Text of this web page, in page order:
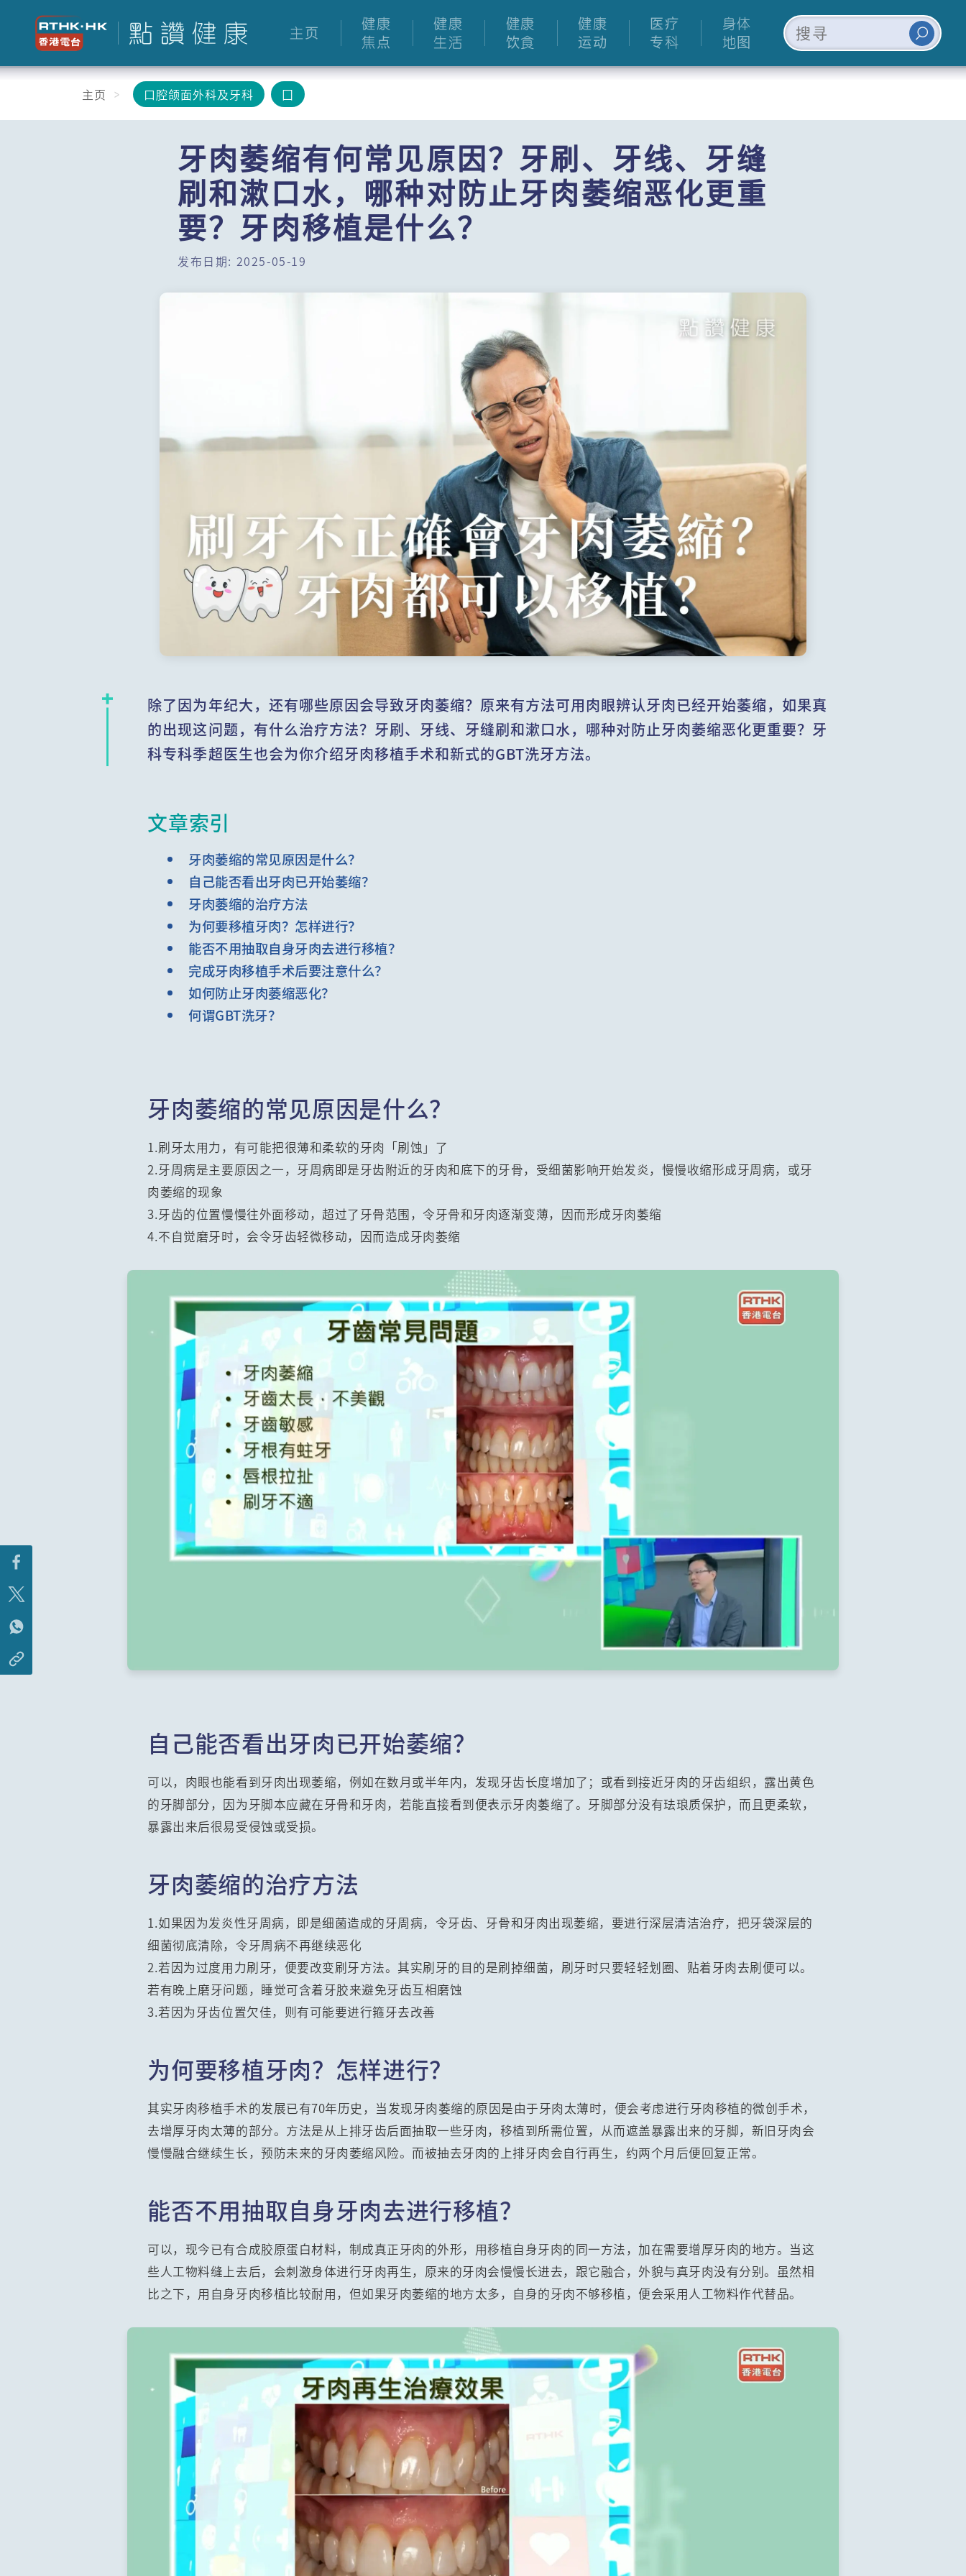
主页
健康
焦点
健康
生活
健康
饮食
健康
运动
医疗
专科
身体
地图
主页 口腔颌面外科及牙科 囗
牙肉萎缩有何常见原因？牙刷、牙线、牙缝
刷和漱口水，哪种对防止牙肉萎缩恶化更重
要？牙肉移植是什么？
发布日期: 2025-05-19
除了因为年纪大，还有哪些原因会导致牙肉萎缩？原来有方法可用肉眼辨认牙肉已经开始萎缩，如果真
的出现这问题，有什么治疗方法？牙刷、牙线、牙缝刷和漱口水，哪种对防止牙肉萎缩恶化更重要？牙
科专科季超医生也会为你介绍牙肉移植手术和新式的GBT洗牙方法。
文章索引
牙肉萎缩的常见原因是什么？
自己能否看出牙肉已开始萎缩？
牙肉萎缩的治疗方法
为何要移植牙肉？怎样进行？
能否不用抽取自身牙肉去进行移植？
完成牙肉移植手术后要注意什么？
如何防止牙肉萎缩恶化？
何谓GBT洗牙？
牙肉萎缩的常见原因是什么？
1.刷牙太用力，有可能把很薄和柔软的牙肉「刷蚀」了
2.牙周病是主要原因之一，牙周病即是牙齿附近的牙肉和底下的牙骨，受细菌影响开始发炎，慢慢收缩形成牙周病，或牙
肉萎缩的现象
3.牙齿的位置慢慢往外面移动，超过了牙骨范围，令牙骨和牙肉逐渐变薄，因而形成牙肉萎缩
4.不自觉磨牙时，会令牙齿轻微移动，因而造成牙肉萎缩
自己能否看出牙肉已开始萎缩？
可以，肉眼也能看到牙肉出现萎缩，例如在数月或半年内，发现牙齿长度增加了；或看到接近牙肉的牙齿组织，露出黄色
的牙脚部分，因为牙脚本应藏在牙骨和牙肉，若能直接看到便表示牙肉萎缩了。牙脚部分没有珐琅质保护，而且更柔软，
暴露出来后很易受侵蚀或受损。
牙肉萎缩的治疗方法
1.如果因为发炎性牙周病，即是细菌造成的牙周病，令牙齿、牙骨和牙肉出现萎缩，要进行深层清洁治疗，把牙袋深层的
细菌彻底清除，令牙周病不再继续恶化
2.若因为过度用力刷牙，便要改变刷牙方法。其实刷牙的目的是刷掉细菌，刷牙时只要轻轻划圈、贴着牙肉去刷便可以。
若有晚上磨牙问题，睡觉可含着牙胶来避免牙齿互相磨蚀
3.若因为牙齿位置欠佳，则有可能要进行箍牙去改善
为何要移植牙肉？怎样进行？
其实牙肉移植手术的发展已有70年历史，当发现牙肉萎缩的原因是由于牙肉太薄时，便会考虑进行牙肉移植的微创手术，
去增厚牙肉太薄的部分。方法是从上排牙齿后面抽取一些牙肉，移植到所需位置，从而遮盖暴露出来的牙脚，新旧牙肉会
慢慢融合继续生长，预防未来的牙肉萎缩风险。而被抽去牙肉的上排牙肉会自行再生，约两个月后便回复正常。
能否不用抽取自身牙肉去进行移植？
可以，现今已有合成胶原蛋白材料，制成真正牙肉的外形，用移植自身牙肉的同一方法，加在需要增厚牙肉的地方。当这
些人工物料缝上去后，会刺激身体进行牙肉再生，原来的牙肉会慢慢长进去，跟它融合，外貌与真牙肉没有分别。虽然相
比之下，用自身牙肉移植比较耐用，但如果牙肉萎缩的地方太多，自身的牙肉不够移植，便会采用人工物料作代替品。